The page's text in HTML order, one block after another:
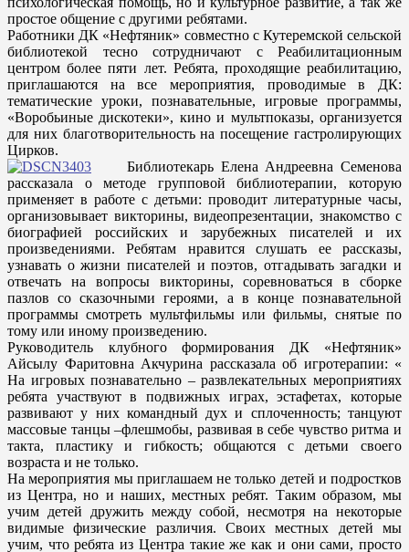
простое общение с другими ребятами.
Работники ДК «Нефтяник» совместно с Кутеремской сельской
библиотекой тесно сотрудничают с Реабилитационным
центром более пяти лет. Ребята, проходящие реабилитацию,
приглашаются на все мероприятия, проводимые в ДК:
тематические уроки, познавательные, игровые программы,
«Воробьиные дискотеки», кино и мультпоказы, организуется
для них благотворительность на посещение гастролирующих
Цирков.
Библиотекарь Елена Андреевна Семенова
рассказала о методе групповой библиотерапии, которую
применяет в работе с детьми: проводит литературные часы,
организовывает викторины, видеопрезентации, знакомство с
биографией российских и зарубежных писателей и их
произведениями. Ребятам нравится слушать ее рассказы,
узнавать о жизни писателей и поэтов, отгадывать загадки и
отвечать на вопросы викторины, соревноваться в сборке
пазлов со сказочными героями, а в конце познавательной
программы смотреть мультфильмы или фильмы, снятые по
тому или иному произведению.
Руководитель клубного формирования ДК «Нефтяник»
Айсылу Фаритовна Акчурина рассказала об игротерапии: «
На игровых познавательно – развлекательных мероприятиях
ребята участвуют в подвижных играх, эстафетах, которые
развивают у них командный дух и сплоченность; танцуют
массовые танцы –флешмобы, развивая в себе чувство ритма и
такта, пластику и гибкость; общаются с детьми своего
возраста и не только.
На мероприятия мы приглашаем не только детей и подростков
из Центра, но и наших, местных ребят. Таким образом, мы
учим детей дружить между собой, несмотря на некоторые
видимые физические различия. Своих местных детей мы
учим, что ребята из Центра такие же как и они сами, просто